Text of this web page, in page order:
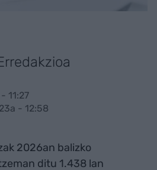
11:27
- 12:58
2026an balizko
ditu 1.438 lan